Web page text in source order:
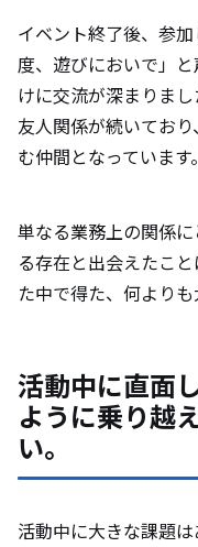
イベント終了後、参
度、遊びにおいで」
けに交流が深まりま
友人関係が続いてお
む仲間となっています。
単なる業務上の関係
る存在と出会えたこ
た中で得た、何よりも
活動中に直面
ように乗り越
い。
活動中に大きな課題